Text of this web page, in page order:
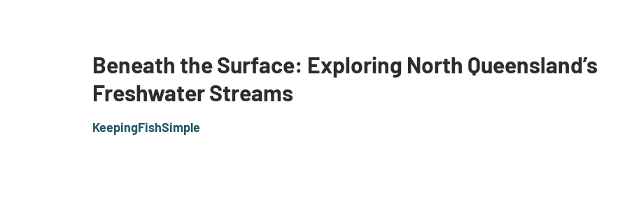
Beneath the Surface: Exploring North Queensland’s
Freshwater Streams
KeepingFishSimple